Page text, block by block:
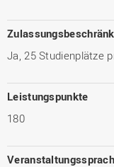
Ja, 25 Studienplätze
Leistungspunkte
180